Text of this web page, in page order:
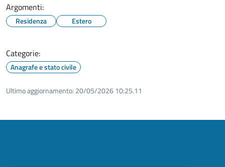
Argomenti:
Residenza Estero
Categorie:
Anagrafe e stato civile
Ultimo aggiornamento: 20/05/2026 10:25.11